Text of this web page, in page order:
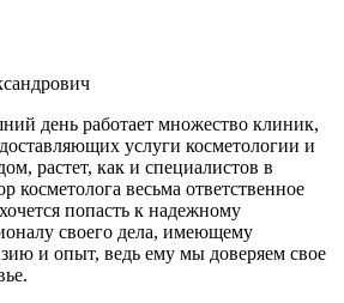
день работает множество клиник,
услуги косметологии и
растет, как и специалистов в
косметолога весьма ответственное
попасть к надежному
своего дела, имеющему
и опыт, ведь ему мы доверяем свое